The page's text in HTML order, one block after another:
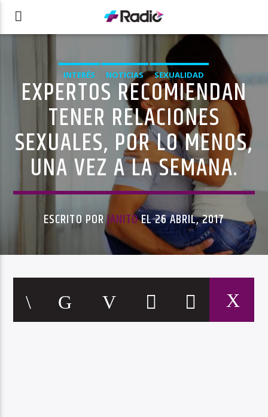
INTERÉS NOTICIAS SEXUALIDAD
EXPERTOS RECOMIENDAN
TENER RELACIONES
SEXUALES, POR LO MENOS,
UNA VEZ A LA SEMANA.
ESCRITO PORJANITOEL 26 ABRIL, 2017